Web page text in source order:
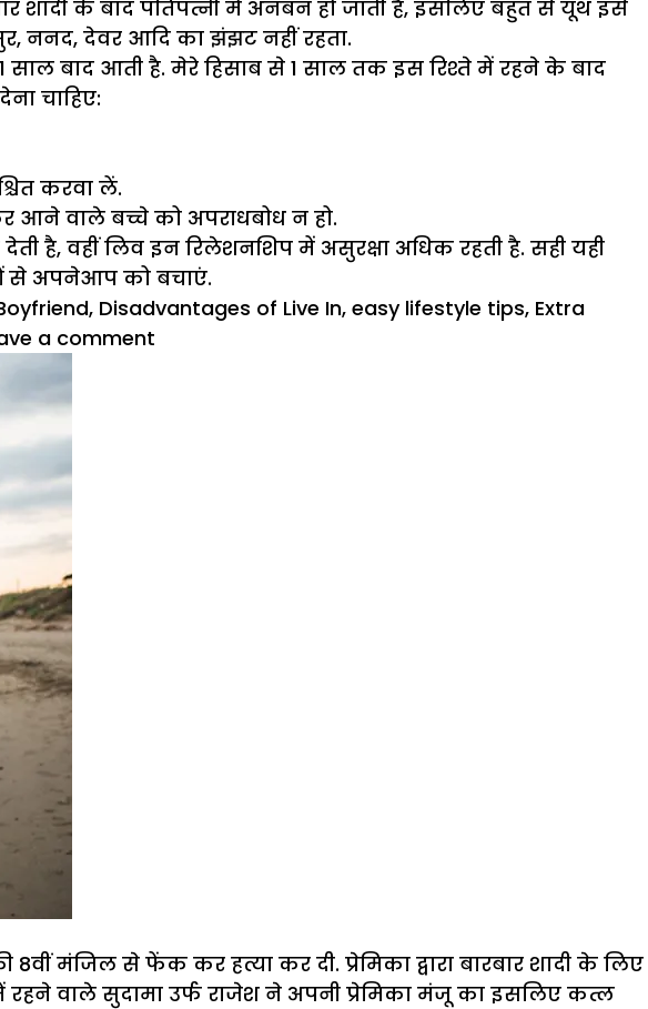
शादी के बाद पतिपत्नी में अनबन हो जाती है, इसलिए बहुत से यूथ इसे
ननद, देवर आदि का झंझट नहीं रहता.
बाद आती है. मेरे हिसाब से 1 साल तक इस रिश्ते में रहने के बाद
चाहिए:
करवा लें.
वाले बच्चे को अपराधबोध न हो.
है, वहीं लिव इन रिलेशनशिप में असुरक्षा अधिक रहती है. सही यही
से अपनेआप को बचाएं.
, Disadvantages of Live In, easy lifestyle tips, Extra
a comment
मंजिल से फेंक कर हत्या कर दी. प्रेमिका द्वारा बारबार शादी के लिए
वाले सुदामा उर्फ राजेश ने अपनी प्रेमिका मंजू का इसलिए कत्ल